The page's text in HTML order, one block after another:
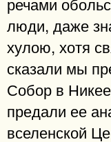
люди, даже
хулою, хотя
сказали мы
Собор в
предали ее
вселенской